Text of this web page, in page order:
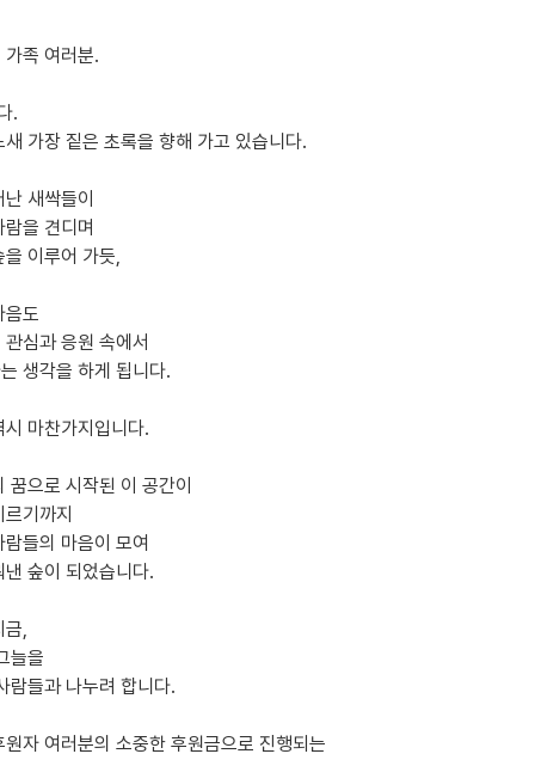
가족 여러분.
.
새 가장 짙은 초록을 향해 가고 있습니다.
새싹들이
을 견디며
을 이루어 가듯,
음도
심과 응원 속에서
생각을 하게 됩니다.
시 마찬가지입니다.
꿈으로 시작된 이 공간이
기까지
들의 마음이 모여
낸 숲이 되었습니다.
금,
늘을
람들과 나누려 합니다.
원자 여러분의 소중한 후원금으로 진행되는